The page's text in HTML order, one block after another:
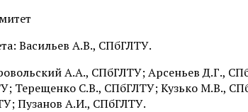
Васильев А.В., СПбГЛТУ.
А.А., СПбГЛТУ; Арсеньев Д.Г.,
Терещенко С.В., СПбГЛТУ; Кузько М.В.,
Пузанов А.И., СПбГЛТУ.